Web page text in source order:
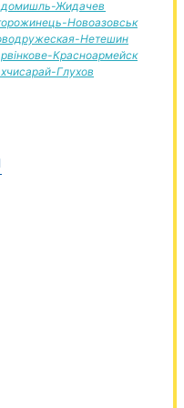
Жидачев
Новоазовськ
Нетешин
Красноармейск
Глухов